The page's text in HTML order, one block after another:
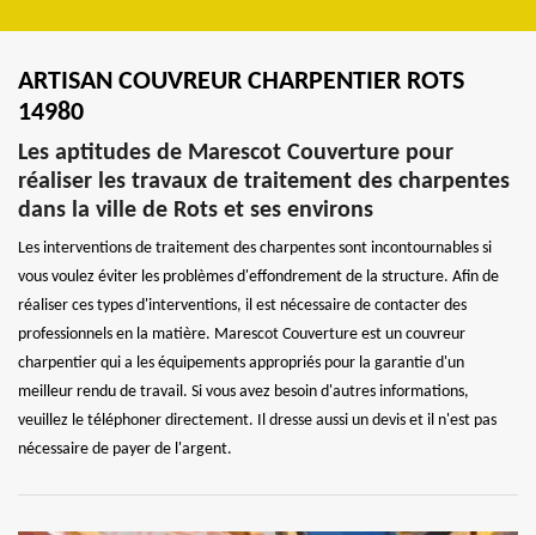
ARTISAN COUVREUR CHARPENTIER ROTS
14980
Les aptitudes de Marescot Couverture pour
réaliser les travaux de traitement des charpentes
dans la ville de Rots et ses environs
Les interventions de traitement des charpentes sont incontournables si
vous voulez éviter les problèmes d'effondrement de la structure. Afin de
réaliser ces types d'interventions, il est nécessaire de contacter des
professionnels en la matière. Marescot Couverture est un couvreur
charpentier qui a les équipements appropriés pour la garantie d'un
meilleur rendu de travail. Si vous avez besoin d'autres informations,
veuillez le téléphoner directement. Il dresse aussi un devis et il n'est pas
nécessaire de payer de l'argent.